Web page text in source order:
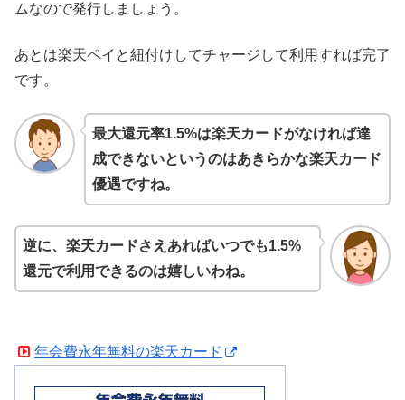
ムなので発行しましょう。
あとは楽天ペイと紐付けしてチャージして利用すれば完了
です。
最大還元率1.5%は楽天カードがなければ達
成できないというのはあきらかな楽天カード
優遇ですね。
逆に、楽天カードさえあればいつでも1.5%
還元で利用できるのは嬉しいわね。
年会費永年無料の楽天カード